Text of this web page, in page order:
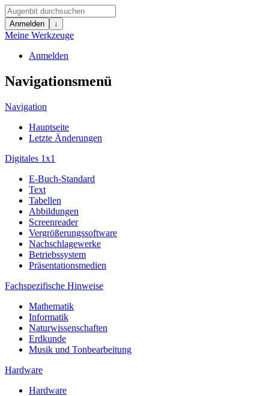
Anmelden ↓
Meine Werkzeuge
Anmelden
Navigationsmenü
Navigation
Hauptseite
Letzte Änderungen
Digitales 1x1
E-Buch-Standard
Text
Tabellen
Abbildungen
Screenreader
Vergrößerungssoftware
Nachschlagewerke
Betriebssystem
Präsentationsmedien
Fachspezifische Hinweise
Mathematik
Informatik
Naturwissenschaften
Erdkunde
Musik und Tonbearbeitung
Hardware
Hardware